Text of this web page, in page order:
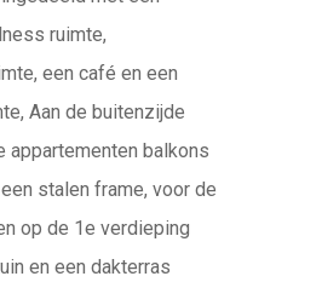
ruimte,
een café en een
Aan de buitenzijde
appartementen balkons
stalen frame, voor de
op de 1e verdieping
en een dakterras